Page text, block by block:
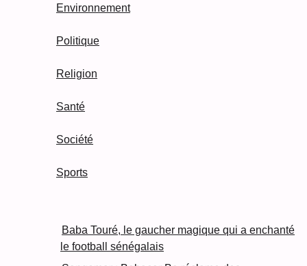
Environnement
Politique
Religion
Santé
Société
Sports
Baba Touré, le gaucher magique qui a enchanté
le football sénégalais